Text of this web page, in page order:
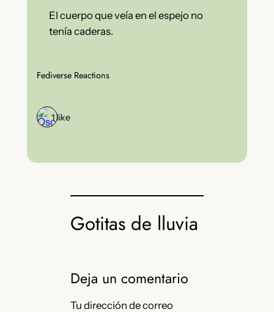
El cuerpo que veía en el espejo no
tenía caderas.
Fediverse Reactions
1 like
Gotitas de lluvia
Deja un comentario
Tu dirección de correo